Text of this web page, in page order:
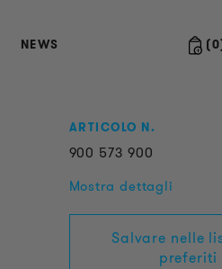
(0
NEWS
ARTICOLO N.
900 573 900
Mostra dettagli
Salvare nelle
preferiti